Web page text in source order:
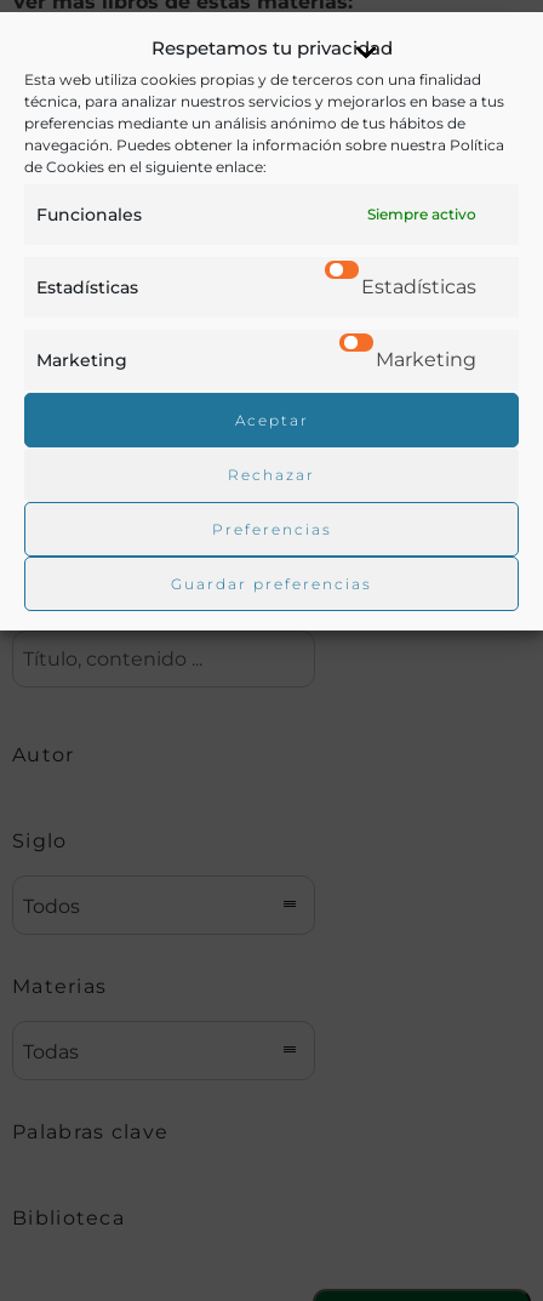
Respetamos tu privacidad
Esta web utiliza cookies propias y de terceros con una finalidad
técnica, para analizar nuestros servicios y mejorarlos en base a tus
preferencias mediante un análisis anónimo de tus hábitos de
navegación. Puedes obtener la información sobre nuestra Política
de Cookies en el siguiente enlace:
Funcionales Siempre activo
Estadísticas Estadísticas
Marketing Marketing
Aceptar
Rechazar
Preferencias
Guardar preferencias
Economía y Comercio,Historia
Ver más libros con las palabras clave:
España,Grano,Legislación
Buscar en la biblioteca
Biblioteca digital Duque de Ahumada
Autor
Siglo
Todos
Materias
Todas
Palabras clave
Biblioteca